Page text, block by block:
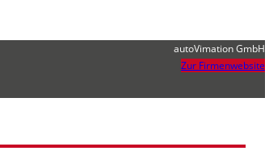
autoVimation GmbH
Zur Firmenwebsite